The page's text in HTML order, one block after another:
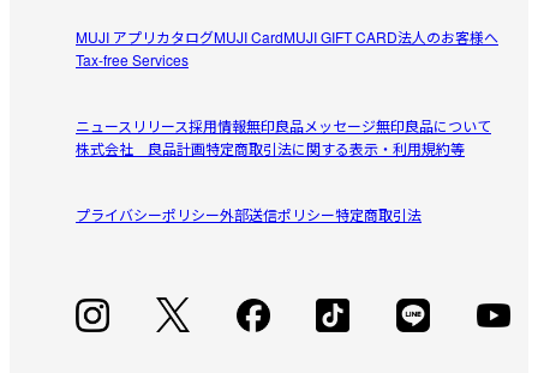
生地の厚さ：薄め
フィット感：ゆったりめ
【こちらもおすすめ】
その他の楊柳ガーゼシリーズはこちらからご覧いただけます。
受取手段店舗受け取り可・コンビニ受け取り可
ば良かったな
445
外着としては厳しいかも！
XXLサイズ、ベージュストライプ・ネイビーストライプを
綿ガーゼ素材が本当に気持ち良い。
2026/07/02
MUJI アプリカタログMUJI CardMUJI GIFT CARD法人のお客様へ
Tax-free Services
ニュースリリース採用情報無印良品メッセージ無印良品について
株式会社 良品計画特定商取引法に関する表示・利用規約等
プライバシーポリシー外部送信ポリシー特定商取引法